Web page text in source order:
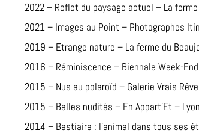
2022 – Reflet du paysage actuel – La
2021 – Images au Point – Photographes
2019 – Etrange nature – La ferme du
2016 – Réminiscence – Biennale Week-
2015 – Nus au polaroïd – Galerie Vrais
2015 – Belles nudités – En Appart’Et – Lyon
2014 – Bestiaire : l’animal dans tous ses